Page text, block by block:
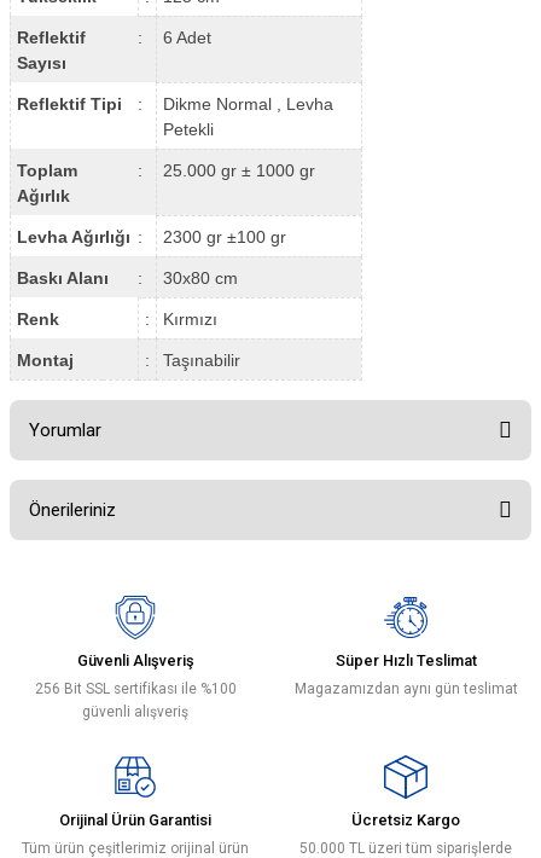
Reflektif
Sayısı
: 6 Adet
Reflektif Tipi :
Dikme Normal , Levha
Petekli
Toplam
Ağırlık
: 25.000 gr ± 1000 gr
Levha Ağırlığı : 2300 gr ±100 gr
Baskı Alanı : 30x80 cm
Renk : Kırmızı
Montaj : Taşınabilir
Yorumlar
Önerileriniz
Görüş ve önerileriniz için teşekkür ederiz.
Ürün resmi kalitesiz, bozuk veya görüntülenemiyor.
Ürün bilgilerinde hatalar bulunuyor.
Ürün fiyatı diğer sitelerden daha pahalı.
Bu ürüne benzer farklı alternatifler olmalı.
Güvenli Alışveriş
256 Bit SSL sertifikası ile %100
güvenli alışveriş
Süper Hızlı Teslimat
Magazamızdan aynı gün teslimat
Orijinal Ürün Garantisi
Tüm ürün çeşitlerimiz orijinal ürün
Ücretsiz Kargo
50.000 TL üzeri tüm siparişlerde